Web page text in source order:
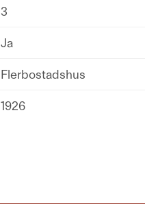
3
Ja
Flerbostadshus
1926